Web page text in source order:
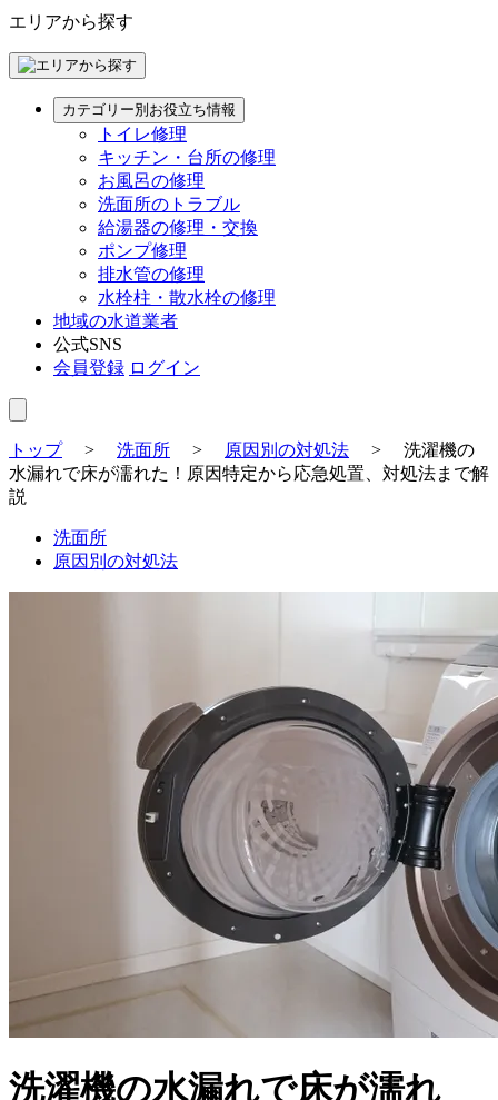
エリアから探す
カテゴリー別お役立ち情報
トイレ修理
キッチン・台所の修理
お風呂の修理
洗面所のトラブル
給湯器の修理・交換
ポンプ修理
排水管の修理
水栓柱・散水栓の修理
地域の水道業者
公式SNS
会員登録 ログイン
トップ> 洗面所 > 原因別の対処法 > 洗濯機の
水漏れで床が濡れた！原因特定から応急処置、対処法まで解
説
洗面所
原因別の対処法
洗濯機の水漏れで床が濡れ